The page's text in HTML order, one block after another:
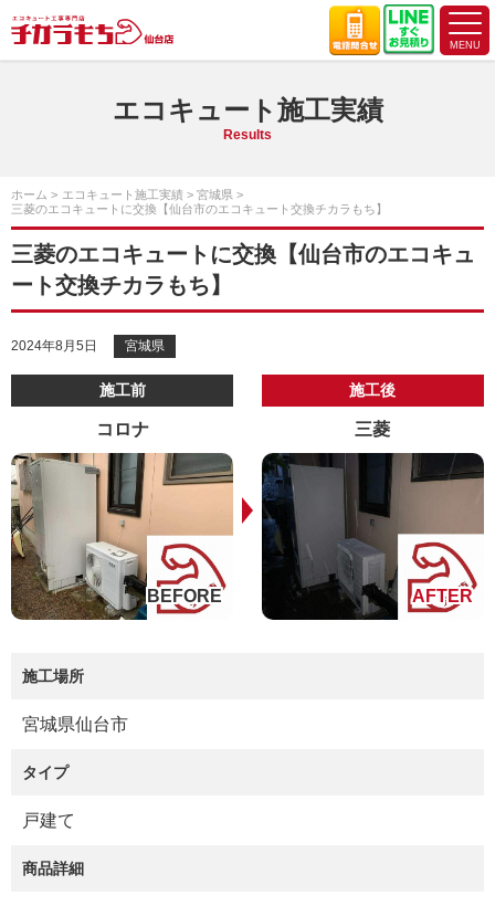
エコキュート施工実績
Results
ホーム エコキュート施工実績
宮城県
三菱のエコキュートに交換【仙台市のエコキュート交換チカラもち】
三菱のエコキュートに交換【仙台市のエコキュ
ート交換チカラもち】
2024年8月5日 宮城県
施工前
コロナ
施工後
三菱
施工場所
宮城県仙台市
タイプ
戸建て
商品詳細